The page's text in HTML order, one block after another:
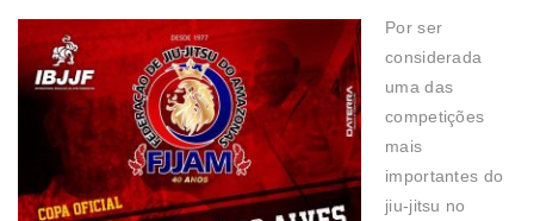
Por ser
considerada
uma das
competições
mais
importantes do
jiu-jitsu no